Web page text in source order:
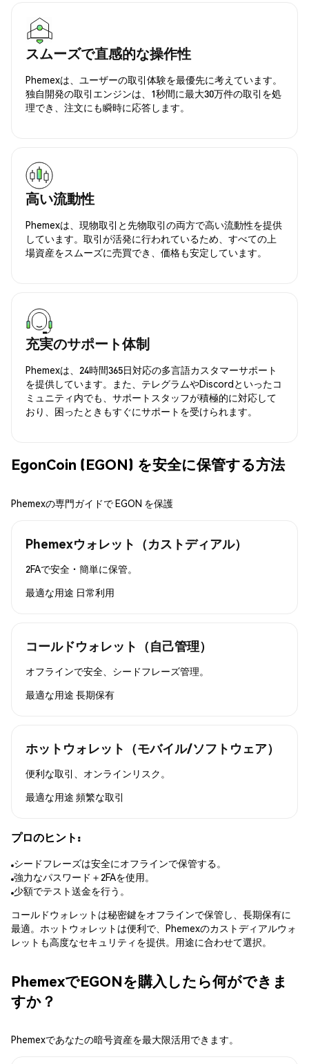
スムーズで直感的な操作性
Phemexは、ユーザーの取引体験を最優先に考えています。
独自開発の取引エンジンは、1秒間に最大30万件の取引を処
理でき、注文にも瞬時に応答します。
高い流動性
Phemexは、現物取引と先物取引の両方で高い流動性を提供
しています。取引が活発に行われているため、すべての上
場資産をスムーズに売買でき、価格も安定しています。
充実のサポート体制
Phemexは、24時間365日対応の多言語カスタマーサポート
を提供しています。また、テレグラムやDiscordといったコ
ミュニティ内でも、サポートスタッフが積極的に対応して
おり、困ったときもすぐにサポートを受けられます。
EgonCoin (EGON) を安全に保管する方法
Phemexの専門ガイドで EGON を保護
Phemexウォレット（カストディアル）
2FAで安全・簡単に保管。
最適な用途 日常利用
コールドウォレット（自己管理）
オフラインで安全、シードフレーズ管理。
最適な用途 長期保有
ホットウォレット（モバイル/ソフトウェア）
便利な取引、オンラインリスク。
最適な用途 頻繁な取引
プロのヒント:
シードフレーズは安全にオフラインで保管する。
強力なパスワード＋2FAを使用。
少額でテスト送金を行う。
コールドウォレットは秘密鍵をオフラインで保管し、長期保有に
最適。ホットウォレットは便利で、Phemexのカストディアルウォ
レットも高度なセキュリティを提供。用途に合わせて選択。
PhemexでEGONを購入したら何ができま
すか？
Phemexであなたの暗号資産を最大限活用できます。